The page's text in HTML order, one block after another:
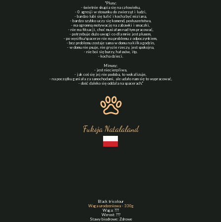
"Plusy;
- świetnie skupia się na człowieku,
- 0 agresji w stosunku do zwierząt i ludzi,
- bardzo lubi się tulić i kocha być miziana,
- bardzo szybko uczy się komend, posłuszeństwa,
- ma ogromną motywację na zabawki i smaczki,
- nie ma fiksacji, choć musiałam nad tym pracować,
- potrzebuje dużo uwagi co dla mnie jest plusem,
- po wysiłku/spacerze nie ma problemu z odpoczynkiem,
- bez problemu zostaje sama w domu na kilka godzin,
- w domu nie psuje, nie gryzie rzeczy, jest spokojna,
- nie boi się burzy, hałasów, itp.
- kocha dzieci.
Minusy;
- jest niecierpliwa,
- jak coś się jej nie podoba, to wokalizuje,
- na początku ganiała za samochodami, ale udało nam się to wypracować,
- dość daleko się oddala na spacerach."
Black tricolour
Waga urodzeniowa - 330g
Waga: ???
Wzrost: ???
Stawy biodrowe: Zdrowe
Fuksja Natalaland